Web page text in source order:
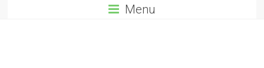
Menu